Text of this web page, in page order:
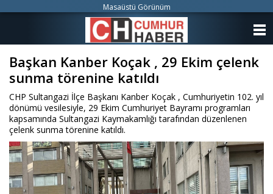
Başkan Kanber Koçak , 29 Ekim çelenk
sunma törenine katıldı
CHP Sultangazi İlçe Başkanı Kanber Koçak , Cumhuriyetin 102. yıl
dönümü vesilesiyle, 29 Ekim Cumhuriyet Bayramı programları
kapsamında Sultangazi Kaymakamlığı tarafından düzenlenen
çelenk sunma törenine katıldı.
Masaüstü Görünüm
KATEGORİLER
ANKETLER
FOTO GALERİ
VİDEO GALERİ